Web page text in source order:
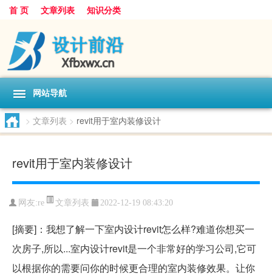
首 页 文章列表 知识分类
网站导航
> 文章列表 > revit用于室内装修设计
revit用于室内装修设计
网友:re 文章列表 2022-12-19 08:43:20
[摘要]：我想了解一下室内设计revit怎么样?难道你想买一
次房子,所以...室内设计revit是一个非常好的学习公司,它可
以根据你的需要问你的时候更合理的室内装修效果。让你